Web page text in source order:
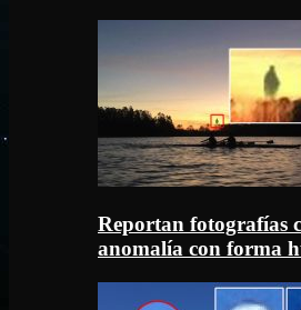
Reportan fotografías
anomalía con forma